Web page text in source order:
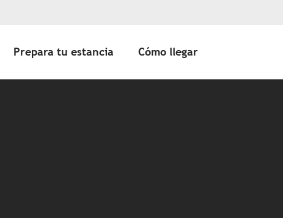
Prepara tu estancia Cómo llegar